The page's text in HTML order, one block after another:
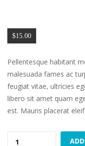
$15.00
Pellentesque habitant
malesuada fames ac
feugiat vitae, ultricies
libero sit amet quam
est. Mauris placerat